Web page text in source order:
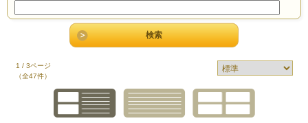
1 / 3ページ
（全47件）